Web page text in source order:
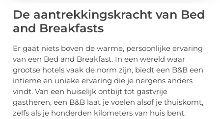
De aantrekkingskracht van Bed
and Breakfasts
Er gaat niets boven de warme, persoonlijke ervaring
van een Bed and Breakfast. In een wereld waar
grootse hotels vaak de norm zijn, biedt een B&B een
intieme en unieke ervaring die je nergens anders
vindt. Van een huiselijk ontbijt tot gastvrije
gastheren, een B&B laat je voelen alsof je thuiskomt,
zelfs als je honderden kilometers van huis bent.